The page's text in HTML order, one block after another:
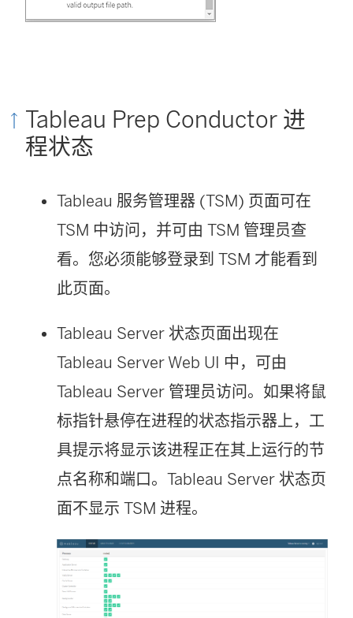
Tableau Prep Conductor 进
程状态
Tableau 服务管理器 (TSM) 页面可在
TSM 中访问，并可由 TSM 管理员查
看。您必须能够登录到 TSM 才能看到
此页面。
Tableau Server 状态页面出现在
Tableau Server Web UI 中，可由
Tableau Server 管理员访问。如果将鼠
标指针悬停在进程的状态指示器上，工
具提示将显示该进程正在其上运行的节
点名称和端口。Tableau Server 状态页
面不显示 TSM 进程。